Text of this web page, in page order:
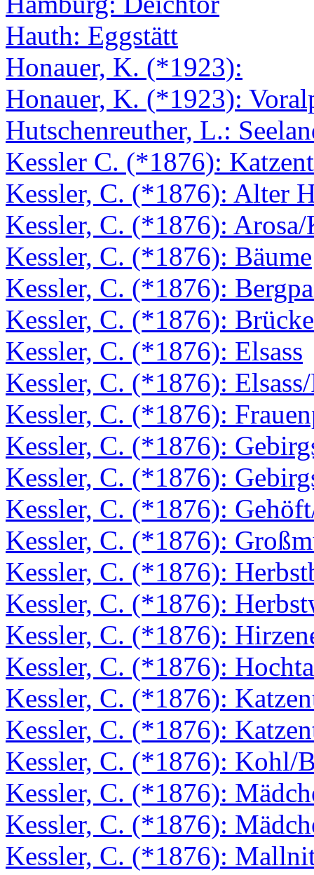
Hauth: Eggstätt
Honauer, K. (*1923):
Honauer, K. (*1923):
Hutschenreuther, L.:
Kessler C. (*1876):
Kessler, C. (*1876): Alter
Kessler, C. (*1876):
Kessler, C. (*1876): Bäume
Kessler, C. (*1876):
Kessler, C. (*1876): Brücke
Kessler, C. (*1876): Elsass
Kessler, C. (*1876):
Kessler, C. (*1876):
Kessler, C. (*1876):
Kessler, C. (*1876):
Kessler, C. (*1876):
Kessler, C. (*1876):
Kessler, C. (*1876):
Kessler, C. (*1876):
Kessler, C. (*1876):
Kessler, C. (*1876):
Kessler, C. (*1876):
Kessler, C. (*1876):
Kessler, C. (*1876): Kohl/
Kessler, C. (*1876):
Kessler, C. (*1876):
Kessler, C. (*1876):